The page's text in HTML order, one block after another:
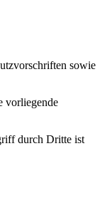
sowie
vorliegende
durch Dritte ist